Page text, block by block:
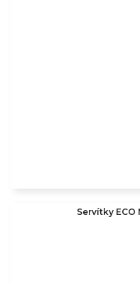
Servítky ECO